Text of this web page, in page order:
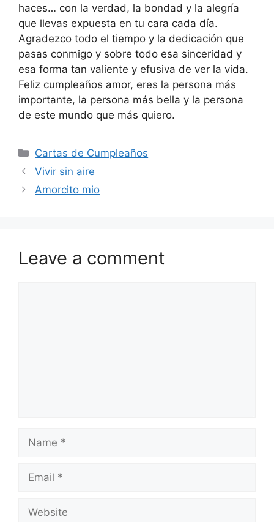
haces… con la verdad, la bondad y la alegría
que llevas expuesta en tu cara cada día.
Agradezco todo el tiempo y la dedicación que
pasas conmigo y sobre todo esa sinceridad y
esa forma tan valiente y efusiva de ver la vida.
Feliz cumpleaños amor, eres la persona más
importante, la persona más bella y la persona
de este mundo que más quiero.
Categories
Cartas de Cumpleaños
Vivir sin aire
Amorcito mio
Leave a comment